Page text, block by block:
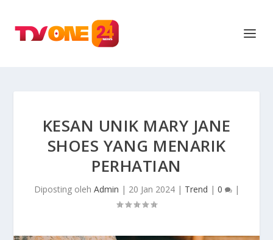
KESAN UNIK MARY JANE
SHOES YANG MENARIK
PERHATIAN
Diposting oleh Admin | 20 Jan 2024| Trend | 0 |